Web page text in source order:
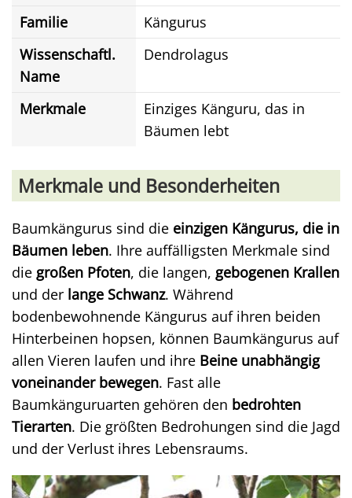
Familie
Kängurus
Wissenschaftl.
Name
Dendrolagus
Merkmale
Einziges Känguru, das in
Bäumen lebt
Merkmale und Besonderheiten
Baumkängurus sind die einzigen Kängurus, die in
Bäumen leben. Ihre auffälligsten Merkmale sind
die großen Pfoten, die langen, gebogenen Krallen
und der lange Schwanz. Während
bodenbewohnende Kängurus auf ihren beiden
Hinterbeinen hopsen, können Baumkängurus auf
allen Vieren laufen und ihre Beine unabhängig
voneinander bewegen. Fast alle
Baumkänguruarten gehören den bedrohten
Tierarten. Die größten Bedrohungen sind die Jagd
und der Verlust ihres Lebensraums.